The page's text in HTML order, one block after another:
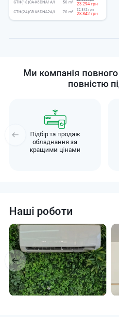
GTH(18)CA-K6DNA1A/I 50 m² 23 294 грн
GTH(24)CB-K6DNA2A/I 70 m² 32 842 грн
28 842 грн
Ми компанія повного
повністю
Підбір та продаж
обладнання за
кращими цінами
Наші роботи